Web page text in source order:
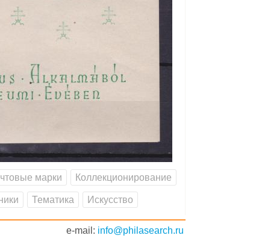
марки Коллекционирование
Тематика Искусство
e-mail: info@philasearch.ru